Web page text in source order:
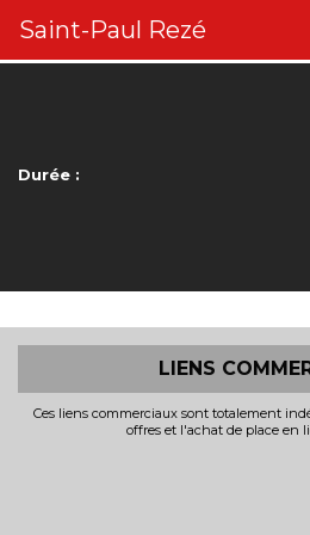
Saint-Paul Rezé
Durée :
LIENS
Ces liens commerciaux sont totalement
offres et l'achat de place en